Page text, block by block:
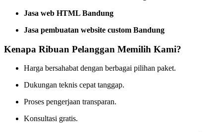
Jasa web HTML Bandung
Jasa pembuatan website custom Bandung
Kenapa Ribuan Pelanggan Memilih Kami?
Harga bersahabat dengan berbagai pilihan paket.
Dukungan teknis cepat tanggap.
Proses pengerjaan transparan.
Konsultasi gratis.